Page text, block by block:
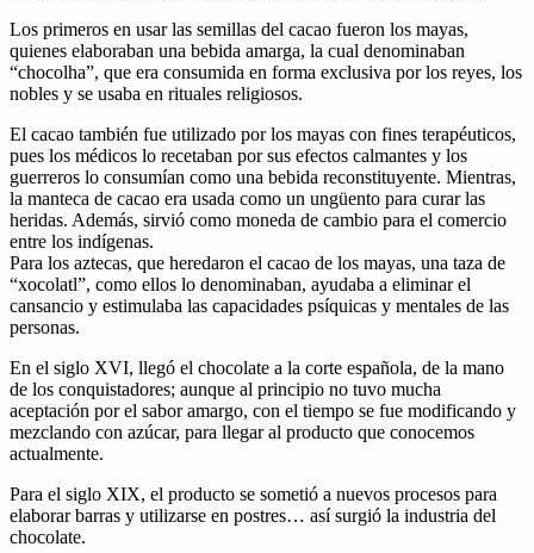
Los primeros en usar las semillas del cacao fueron los mayas,
quienes elaboraban una bebida amarga, la cual denominaban
“chocolha”, que era consumida en forma exclusiva por los reyes, los
nobles y se usaba en rituales religiosos.
El cacao también fue utilizado por los mayas con fines terapéuticos,
pues los médicos lo recetaban por sus efectos calmantes y los
guerreros lo consumían como una bebida reconstituyente. Mientras,
la manteca de cacao era usada como un ungüento para curar las
heridas. Además, sirvió como moneda de cambio para el comercio
entre los indígenas.
Para los aztecas, que heredaron el cacao de los mayas, una taza de
“xocolatl”, como ellos lo denominaban, ayudaba a eliminar el
cansancio y estimulaba las capacidades psíquicas y mentales de las
personas.
En el siglo XVI, llegó el chocolate a la corte española, de la mano
de los conquistadores; aunque al principio no tuvo mucha
aceptación por el sabor amargo, con el tiempo se fue modificando y
mezclando con azúcar, para llegar al producto que conocemos
actualmente.
Para el siglo XIX, el producto se sometió a nuevos procesos para
elaborar barras y utilizarse en postres… así surgió la industria del
chocolate.